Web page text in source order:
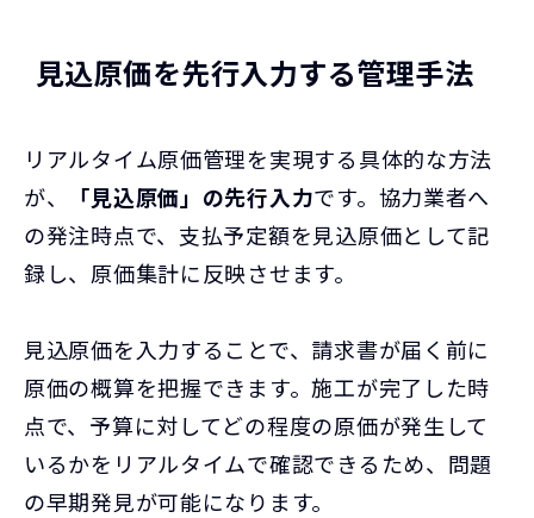
見込原価を先行入力する管理手法
リアルタイム原価管理を実現する具体的な方法
が、
「見込原価」の先行入力です。協力業者へ
の発注時点で、支払予定額を見込原価として記
録し、原価集計に反映させます。
見込原価を入力することで、請求書が届く前に
原価の概算を把握できます。施工が完了した時
点で、予算に対してどの程度の原価が発生して
いるかをリアルタイムで確認できるため、問題
の早期発見が可能になります。